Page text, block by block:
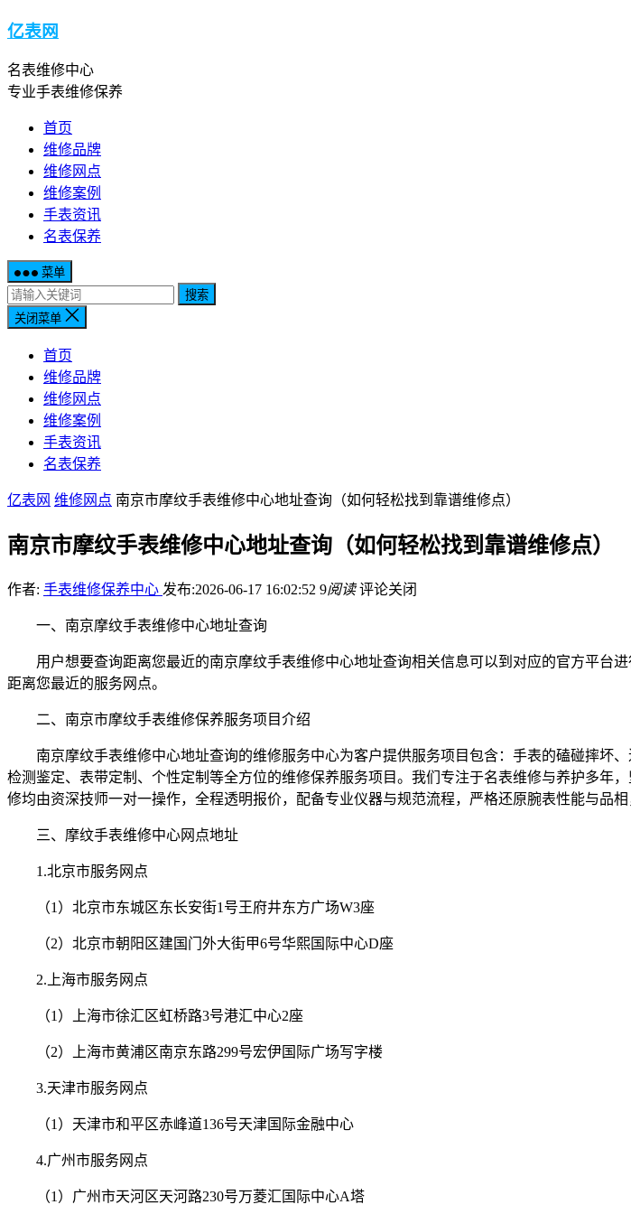
亿表网
名表维修中心
专业手表维修保养
首页
维修品牌
维修网点
维修案例
手表资讯
名表保养
菜单
搜索
关闭菜单
首页
维修品牌
维修网点
维修案例
手表资讯
名表保养
亿表网 维修网点 南京市摩纹手表维修中心地址查询（如何轻松找到靠谱维修点）
南京市摩纹手表维修中心地址查询（如何轻松找到靠谱维修点）
作者: 手表维修保养中心 发布:2026-06-17 16:02:52 9阅读 评论关闭
一、南京摩纹手表维修中心地址查询
用户想要查询距离您最近的南京摩纹手表维修中心地址查询相关信息可以到对应的官方平台
距离您最近的服务网点。
二、南京市摩纹手表维修保养服务项目介绍
南京摩纹手表维修中心地址查询的维修服务中心为客户提供服务项目包含：手表的磕碰摔坏
检测鉴定、表带定制、个性定制等全方位的维修保养服务项目。我们专注于名表维修与养护多年
修均由资深技师一对一操作，全程透明报价，配备专业仪器与规范流程，严格还原腕表性能与品
三、摩纹手表维修中心网点地址
1.北京市服务网点
（1）北京市东城区东长安街1号王府井东方广场W3座
（2）北京市朝阳区建国门外大街甲6号华熙国际中心D座
2.上海市服务网点
（1）上海市徐汇区虹桥路3号港汇中心2座
（2）上海市黄浦区南京东路299号宏伊国际广场写字楼
3.天津市服务网点
（1）天津市和平区赤峰道136号天津国际金融中心
4.广州市服务网点
（1）广州市天河区天河路230号万菱汇国际中心A塔